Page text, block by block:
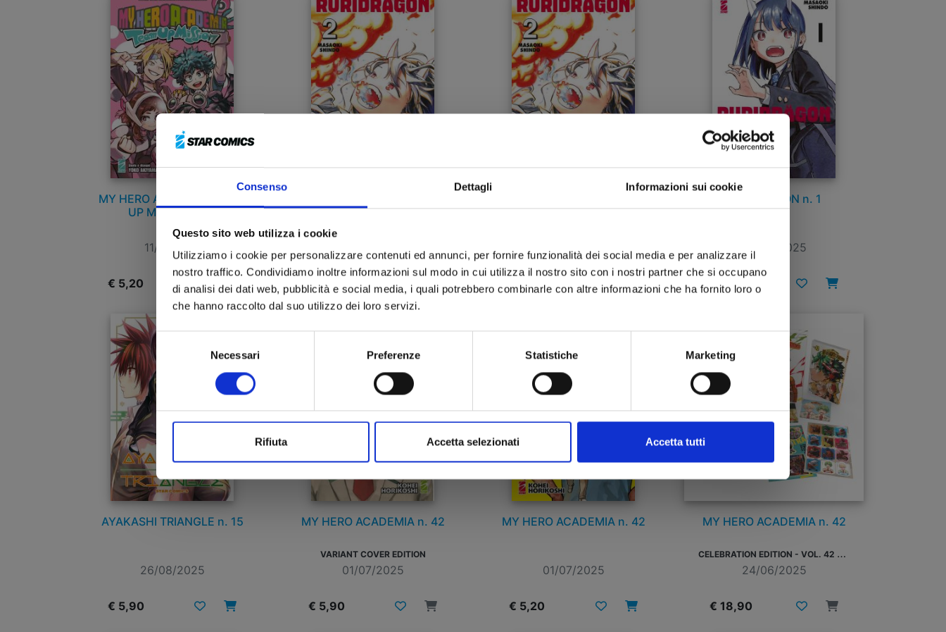
Consenso Dettagli Informazioni sui cookie
Questo sito web utilizza i cookie
Utilizziamo i cookie per personalizzare contenuti ed annunci, per fornire funzionalità dei social media e per analizzare il
nostro traffico. Condividiamo inoltre informazioni sul modo in cui utilizza il nostro sito con i nostri partner che si occupano
di analisi dei dati web, pubblicità e social media, i quali potrebbero combinarle con altre informazioni che ha fornito loro o
che hanno raccolto dal suo utilizzo dei loro servizi.
del
consenso
Necessari Preferenze Statistiche Marketing
Rifiuta Accetta selezionati Accetta tutti
MY HERO ACADEMIA TEAM
UP MISSION n. 6
11/11/2025
€ 5,20 € 8,90
28/10/2025
€ 6,50
RURIDRAGON n. 1
30/09/2025
€ 6,50
AYAKASHI TRIANGLE n. 15
26/08/2025
€ 5,90
MY HERO ACADEMIA n. 42
VARIANT COVER EDITION
01/07/2025
€ 5,90
MY HERO ACADEMIA n. 42
01/07/2025
€ 5,20
MY HERO ACADEMIA n. 42
C
ELEBRATION EDITION - VOL. 42 CELEBRATION EDITION, 2 SET DI STICKER, 3 ILLUSTRATION CARD, 2 SOTTOBICCHIERI, 1 CARD DORATA, 1 MINI-SHIKISHI
24/06/2025
€ 18,90